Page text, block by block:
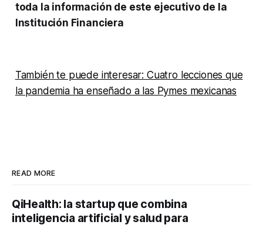
toda la información de este ejecutivo de la
Institución Financiera
También te puede interesar: Cuatro lecciones que
la pandemia ha enseñado a las Pymes mexicanas
READ MORE
QiHealth: la startup que combina
inteligencia artificial y salud para